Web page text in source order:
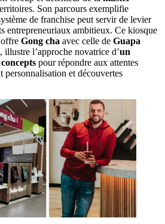
Son parcours exemplifie
de franchise peut servir de levier
entrepreneuriaux ambitieux. Ce kiosque
Gong cha avec celle de Guapa
illustre l’approche novatrice d’un
pour répondre aux attentes
personnalisation et découvertes